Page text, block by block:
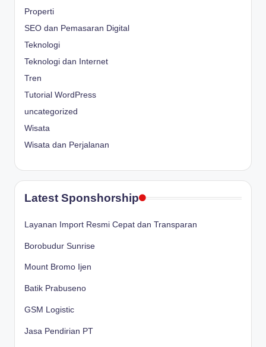
Properti
SEO dan Pemasaran Digital
Teknologi
Teknologi dan Internet
Tren
Tutorial WordPress
uncategorized
Wisata
Wisata dan Perjalanan
Latest Sponshorship
Layanan Import Resmi Cepat dan Transparan
Borobudur Sunrise
Mount Bromo Ijen
Batik Prabuseno
GSM Logistic
Jasa Pendirian PT